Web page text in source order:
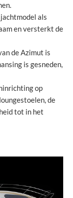
als
en versterkt de
de Azimut is
is gesneden,
op
de
tot in het